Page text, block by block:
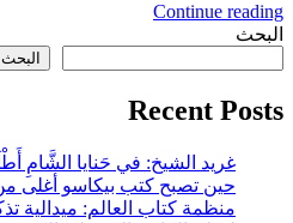
Continue reading
البحث
البحث
Recent Posts
غريد الشيخ: في حَنايا الشَّامِ
حين تصبح كتب بيكاسو أغلى